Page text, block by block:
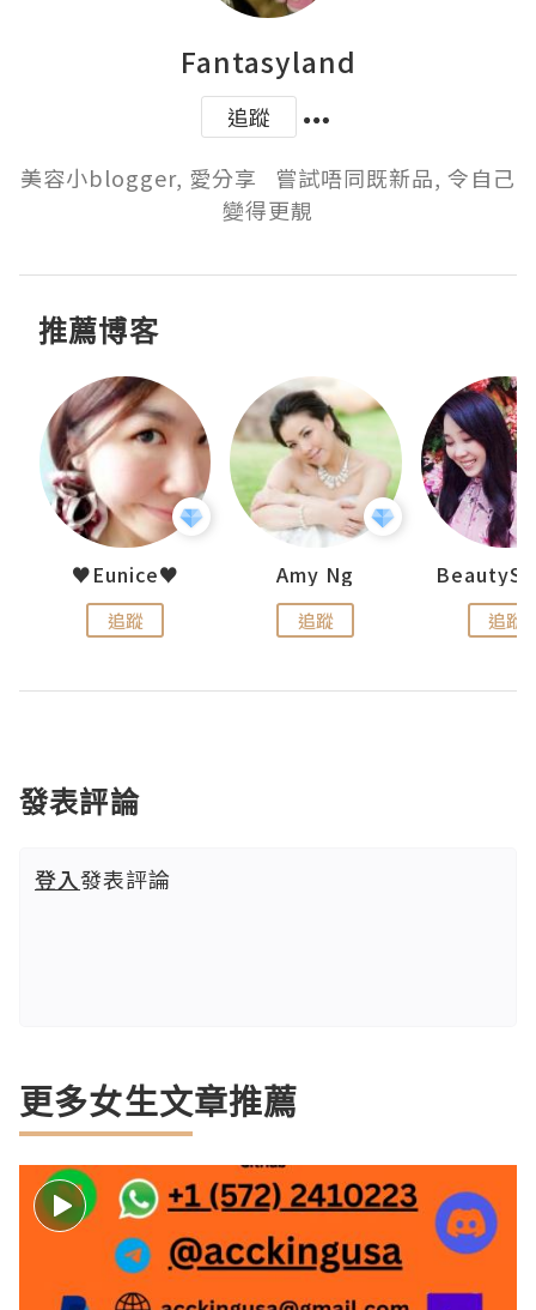
Fantasyland
追蹤
美容小blogger, 愛分享   嘗試唔同既新品, 令自己
變得更靚
推薦博客
♥Eunice♥
追蹤
Amy Ng
追蹤 追蹤
發表評論
登入發表評論
更多女生文章推薦